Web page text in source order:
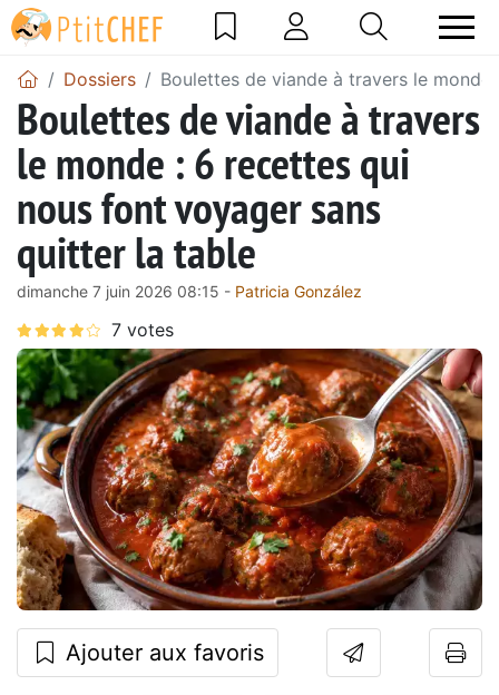
Dossiers Boulettes de viande à travers le
Boulettes de viande à travers
le monde : 6 recettes qui
nous font voyager sans
quitter la table
dimanche 7 juin 2026 08:15 - Patricia González
Ajouter aux favoris